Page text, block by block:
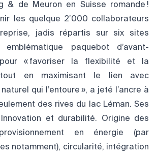
& de Meuron en Suisse romande !
les quelque 2’000 collaborateurs
jadis répartis sur six sites
paquebot d’avant-
« favoriser la flexibilité et la
tout en maximisant le lien avec
naturel qui l’entoure », a jeté l’ancre à
des rives du lac Léman. Ses
et durabilité. Origine des
en énergie (par
notamment), circularité, intégration